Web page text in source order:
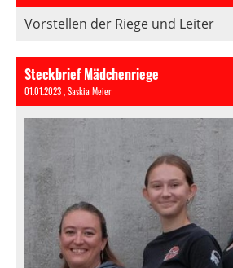
Vorstellen der Riege und Leiter
Steckbrief Mädchenriege
01.01.2023, Saskia Meier